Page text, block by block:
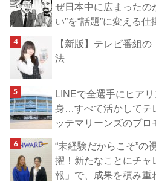
ぜ日本中に広まった
い”を“話題”に変える仕
【新版】テレビ番組
法
LINEで全選手にヒア
身…すべて活かしてテ
ッテマリーンズのプロ
“未経験だからこそ”の
擢！新たなことにチャ
報」で、成果を積み